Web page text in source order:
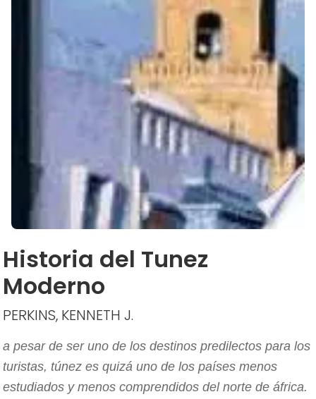
Historia del Tunez
Moderno
PERKINS, KENNETH J.
a pesar de ser uno de los destinos predilectos para los
turistas, túnez es quizá uno de los países menos
estudiados y menos comprendidos del norte de áfrica.